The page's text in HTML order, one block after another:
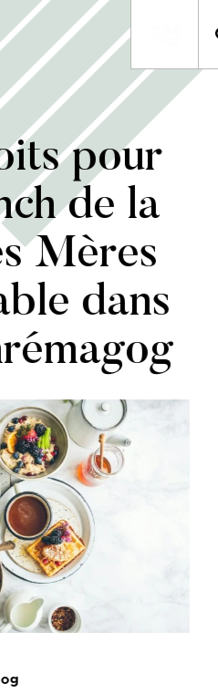
pour
de la
Mères
dans